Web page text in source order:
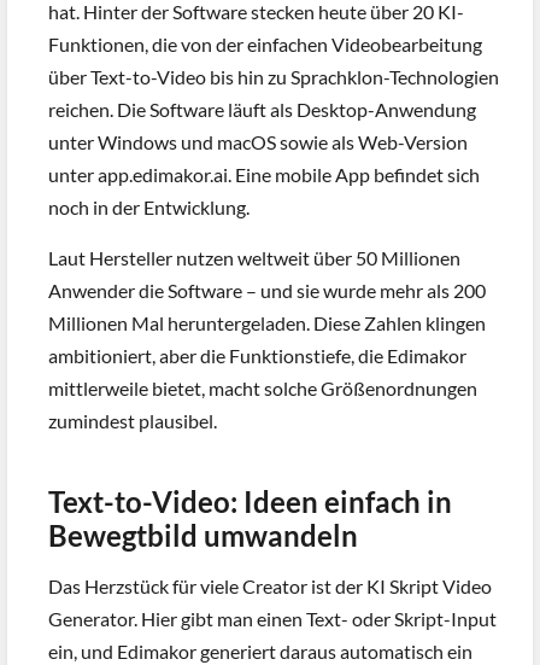
hat. Hinter der Software stecken heute über 20 KI-
Funktionen, die von der einfachen Videobearbeitung
über Text-to-Video bis hin zu Sprachklon-Technologien
reichen. Die Software läuft als Desktop-Anwendung
unter Windows und macOS sowie als Web-Version
unter app.edimakor.ai. Eine mobile App befindet sich
noch in der Entwicklung.
Laut Hersteller nutzen weltweit über 50 Millionen
Anwender die Software – und sie wurde mehr als 200
Millionen Mal heruntergeladen. Diese Zahlen klingen
ambitioniert, aber die Funktionstiefe, die Edimakor
mittlerweile bietet, macht solche Größenordnungen
zumindest plausibel.
Text-to-Video: Ideen einfach in
Bewegtbild umwandeln
Das Herzstück für viele Creator ist der KI Skript Video
Generator. Hier gibt man einen Text- oder Skript-Input
ein, und Edimakor generiert daraus automatisch ein